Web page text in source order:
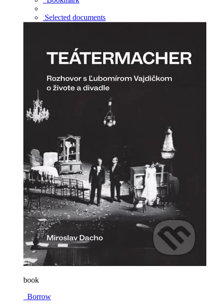
Selected documents
book
Borrow